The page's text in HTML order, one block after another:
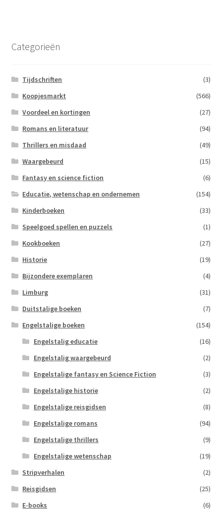
Categorieën
Tijdschriften
(3)
Koopjesmarkt
(566)
Voordeel en kortingen
(27)
Romans en literatuur
(94)
Thrillers en misdaad
(49)
Waargebeurd
(15)
Fantasy en science fiction
(6)
Educatie, wetenschap en ondernemen
(154)
Kinderboeken
(33)
Speelgoed spellen en puzzels
(1)
Kookboeken
(27)
Historie
(19)
Bijzondere exemplaren
(4)
Limburg
(31)
Duitstalige boeken
(7)
Engelstalige boeken
(154)
Engelstalig educatie
(16)
Engelstalig waargebeurd
(2)
Engelstalige fantasy en Science Fiction
(3)
Engelstalige historie
(2)
Engelstalige reisgidsen
(8)
Engelstalige romans
(94)
Engelstalige thrillers
(9)
Engelstalige wetenschap
(19)
Stripverhalen
(2)
Reisgidsen
(25)
E-books
(6)